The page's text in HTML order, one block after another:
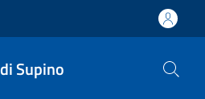
Supino